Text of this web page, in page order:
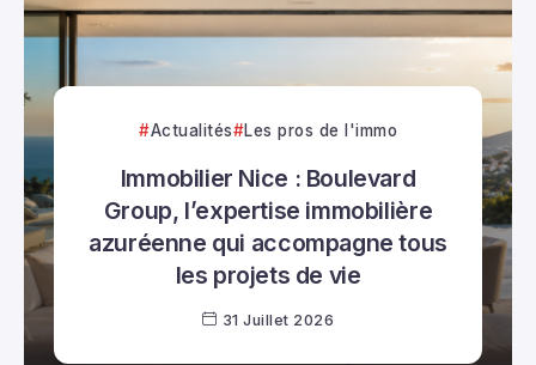
Actualités Les pros de l'immo
Immobilier Nice : Boulevard
Group, l’expertise immobilière
azuréenne qui accompagne tous
les projets de vie
31 Juillet 2026